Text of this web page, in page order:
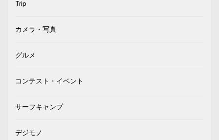
Trip
カメラ・写真
グルメ
コンテスト・イベント
サーフキャンプ
デジモノ